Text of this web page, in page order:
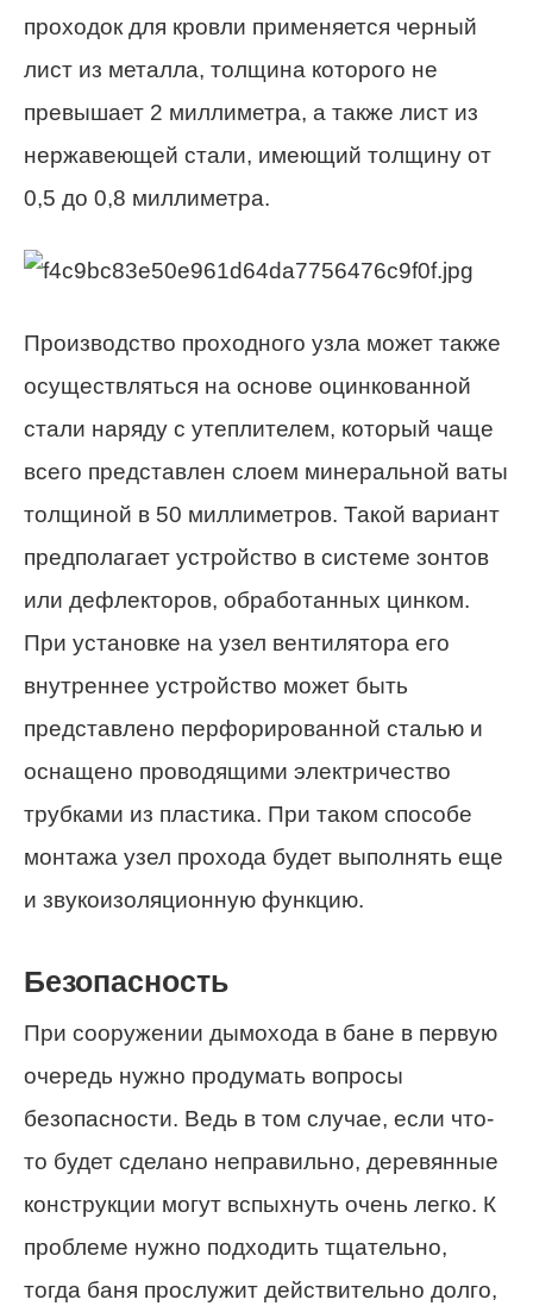
проходок для кровли применяется черный
лист из металла, толщина которого не
превышает 2 миллиметра, а также лист из
нержавеющей стали, имеющий толщину от
0,5 до 0,8 миллиметра.
Производство проходного узла может также
осуществляться на основе оцинкованной
стали наряду с утеплителем, который чаще
всего представлен слоем минеральной ваты
толщиной в 50 миллиметров. Такой вариант
предполагает устройство в системе зонтов
или дефлекторов, обработанных цинком.
При установке на узел вентилятора его
внутреннее устройство может быть
представлено перфорированной сталью и
оснащено проводящими электричество
трубками из пластика. При таком способе
монтажа узел прохода будет выполнять еще
и звукоизоляционную функцию.
Безопасность
При сооружении дымохода в бане в первую
очередь нужно продумать вопросы
безопасности. Ведь в том случае, если что-
то будет сделано неправильно, деревянные
конструкции могут вспыхнуть очень легко. К
проблеме нужно подходить тщательно,
тогда баня прослужит действительно долго,